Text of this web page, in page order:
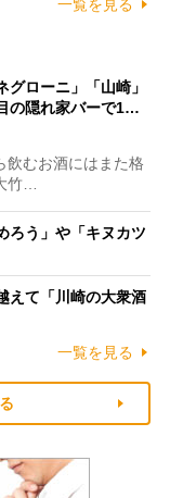
一覧を見る
グローニ」「山崎」
の隠れ家バーで1…
むお酒にはまた格
竹…
ろう」や「キヌカツ
えて「川崎の大衆酒
一覧を見る